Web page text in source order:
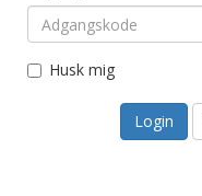
Husk mig